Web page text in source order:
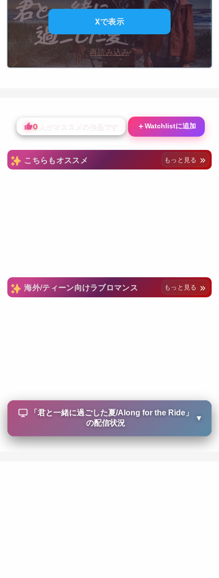
Xで表示
再読み込み
0 人がオススメの作品です ＋Watchlistに追加
こちらもオススメ もっと見る
海外/ティーン向けラブロマンス もっと見る
「 君と一緒に過ごした夏/Along for the Ride」
の配信状況
▼